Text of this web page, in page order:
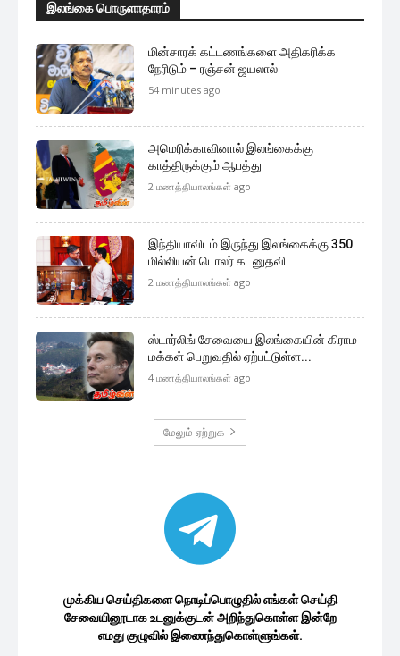
இலங்கை பொருளாதாரம்
மின்சாரக் கட்டணங்களை அதிகரிக்க
நேரிடும் – ரஞ்சன் ஜயலால்
54 minutes ago
அமெரிக்காவினால் இலங்கைக்கு
காத்திருக்கும் ஆபத்து
2 மணத்தியாலங்கள் ago
இந்தியாவிடம் இருந்து இலங்கைக்கு 350
மில்லியன் டொலர் கடனுதவி
2 மணத்தியாலங்கள் ago
ஸ்டார்லிங் சேவையை இலங்கையின் கிராம
மக்கள் பெறுவதில் ஏற்பட்டுள்ள...
4 மணத்தியாலங்கள் ago
மேலும் ஏற்றுக
முக்கிய செய்திகளை நொடிப்பொழுதில் எங்கள் செய்தி
சேவையினூடாக உடனுக்குடன் அறிந்துகொள்ள இன்றே
எமது குழுவில் இணைந்துகொள்ளுங்கள்.